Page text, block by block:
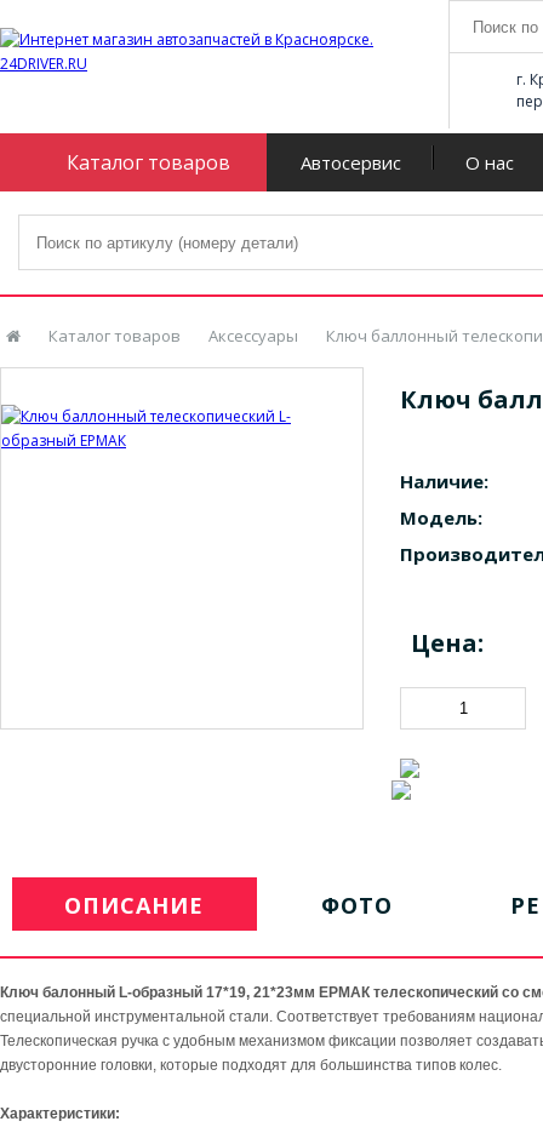
г.
Каталог товаров Автосервис О нас
Каталог товаров Аксессуары Ключ баллонный
Ключ
Наличие:
Модель:
Цена:
ОПИСАНИЕ ФОТО
Ключ балонный L-образный 17*19, 21*23мм ЕРМАК телескопический со
специальной инструментальной стали. Соответствует требованиям
Телескопическая ручка с удобным механизмом фиксации позволяет
двусторонние головки, которые подходят для большинства типов колес.
Характеристики: